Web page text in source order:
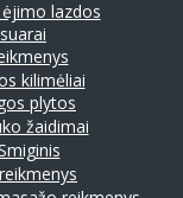
lazdos
kilimėliai
plytos
žaidimai